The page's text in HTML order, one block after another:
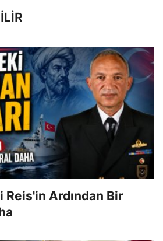
Reis'in Ardından Bir